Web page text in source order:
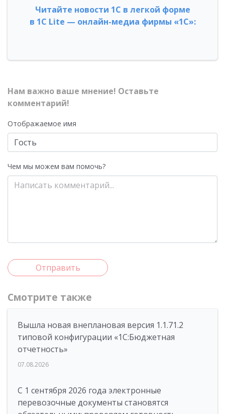
Читайте новости 1С в легкой форме
в 1С Lite — онлайн-медиа фирмы «1С»:
Нам важно ваше мнение! Оставьте
комментарий!
Отображаемое имя
Чем мы можем вам помочь?
Отправить
Смотрите также
Вышла новая внеплановая версия 1.1.71.2
типовой конфигурации «1C:Бюджетная
отчетность»
07.08.2026
С 1 сентября 2026 года электронные
перевозочные документы становятся